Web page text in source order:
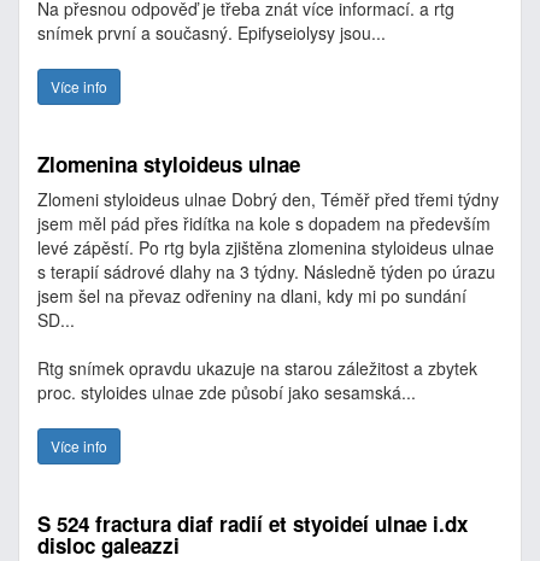
Na přesnou odpověď je třeba znát více informací. a rtg
snímek první a současný. Epifyseiolysy jsou...
Více info
Zlomenina styloideus ulnae
Zlomeni styloideus ulnae Dobrý den, Téměř před třemi týdny
jsem měl pád přes řidítka na kole s dopadem na především
levé zápěstí. Po rtg byla zjištěna zlomenina styloideus ulnae
s terapií sádrové dlahy na 3 týdny. Následně týden po úrazu
jsem šel na převaz odřeniny na dlani, kdy mi po sundání
SD...
Rtg snímek opravdu ukazuje na starou záležitost a zbytek
proc. styloides ulnae zde působí jako sesamská...
Více info
S 524 fractura diaf radií et styoideí ulnae i.dx
disloc galeazzi